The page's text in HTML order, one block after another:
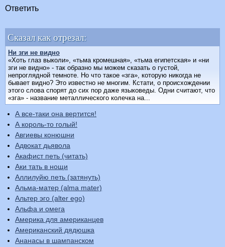
Ответить
Сказал как отрезал:
Ни зги не видно
«Хоть глаз выколи», «тьма кромешная», «тьма египетская» и «ни
зги не видно» - так образно мы можем сказать о густой,
непроглядной темноте. Но что такое «зга», которую никогда не
бывает видно? Это известно не многим. Кстати, о происхождении
этого слова спорят до сих пор даже языковеды. Одни считают, что
«зга» - название металлического колечка на...
А все-таки она вертится!
А король-то голый!
Авгиевы конюшни
Адвокат дьявола
Акафист петь (читать)
Аки тать в нощи
Аллилуйю петь (затянуть)
Альма-матер (alma mater)
Альтер эго (alter ego)
Альфа и омега
Америка для американцев
Американский дядюшка
Ананасы в шампанском